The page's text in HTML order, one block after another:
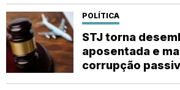
POLÍTICA
STJ torna
aposentada e
corrupção